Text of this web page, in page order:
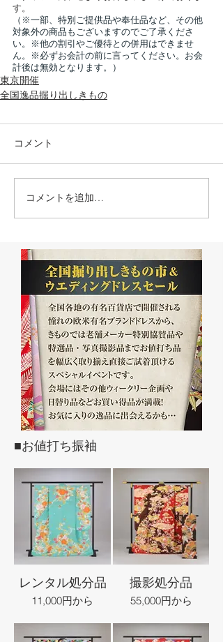
す。
（※一部、特別ご提供品や奉仕品など、その他
対象外の商品もございますのでご了承くださ
い。※他の割引やご優待との併用はできませ
ん。※必ずお会計の前に言ってください。お会
計後は無効となります。）
東京開催
全国逸品掘り出しきもの
コメント
コメントを追加…
■お値打ち振袖
レンタル処分品
11,000円から
撮影処分品
55,000円から